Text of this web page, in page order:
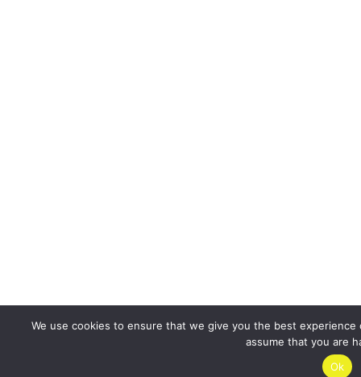
We use cookies to ensure that we give you the best
assume that you are
Ok